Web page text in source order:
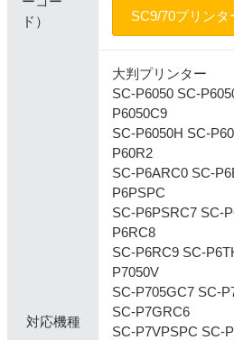
ド）
SC9/70プリン
対応機種
大判プリンター
SC-P6050 SC-
P6050C9
SC-P6050H SC-
P60R2
SC-P6ARC0 SC-
P6PSPC
SC-P6PSRC7 SC-
P6RC8
SC-P6RC9 SC-
P7050V
SC-P705GC7 SC-
SC-P7GRC6
SC-P7VPSPC SC-